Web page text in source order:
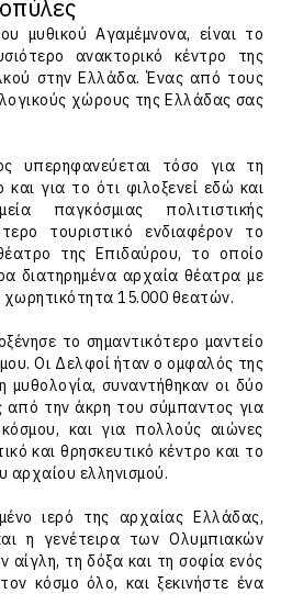
μυθικού Αγαμέμνονα, είναι το
ανακτορικό κέντρο της
στην Ελλάδα. Ένας από τους
χώρους της Ελλάδας σας
υπερηφανεύεται τόσο για τη
για το ότι φιλοξενεί εδώ και
παγκόσμιας πολιτιστικής
τουριστικό ενδιαφέρον το
της Επιδαύρου, το οποίο
διατηρημένα αρχαία θέατρα με
χωρητικότητα 15.000 θεατών.
το σημαντικότερο μαντείο
Οι Δελφοί ήταν ο ομφαλός της
συναντήθηκαν οι δύο
από την άκρη του σύμπαντος για
και για πολλούς αιώνες
και θρησκευτικό κέντρο και το
αρχαίου ελληνισμού.
ιερό της αρχαίας Ελλάδας,
η γενέτειρα των Ολυμπιακών
αίγλη, τη δόξα και τη σοφία ενός
κόσμο όλο, και ξεκινήστε ένα